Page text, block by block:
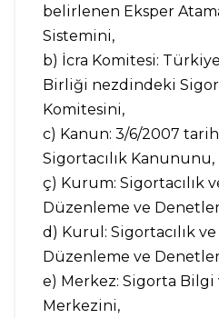
belirlenen Eksper
Sistemini,
b) İcra Komitesi:
Birliği nezdindeki
Komitesini,
c) Kanun: 3/6/2007
Sigortacılık Kanununu,
ç) Kurum: Sigortacılık
Düzenleme ve
d) Kurul: Sigortacılık
Düzenleme ve
e) Merkez: Sigorta Bilgi
Merkezini,